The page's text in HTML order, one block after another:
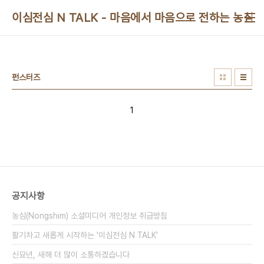
이심전심 N TALK - 마음에서 마음으로 전하는 농심
펀스터즈
1
공지사항
농심(Nongshim) 소셜미디어 개인정보 취급방침
활기차고 새롭게 시작하는 '이심전심 N TALK'
신묘년, 새해 더 많이 소통하겠습니다